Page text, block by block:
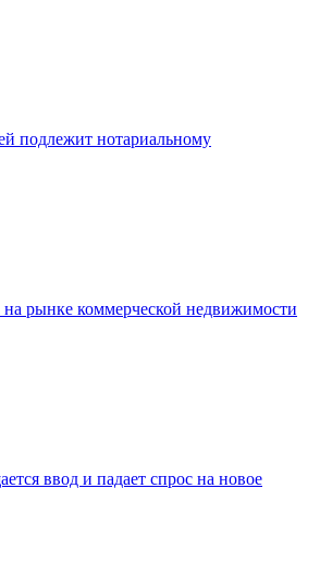
подлежит нотариальному
рынке коммерческой недвижимости
ввод и падает спрос на новое